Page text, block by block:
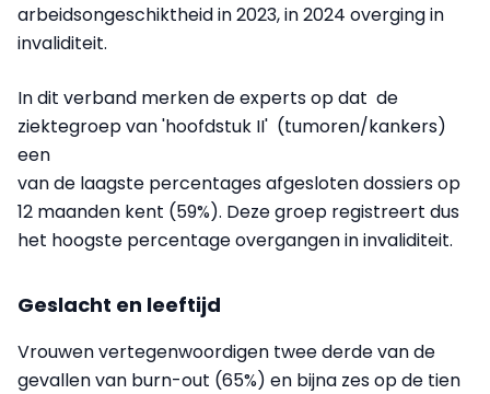
arbeidsongeschiktheid in 2023, in 2024 overging in
invaliditeit.
In dit verband merken de experts op dat de
ziektegroep van 'hoofdstuk II' (tumoren/kankers)
een
van de laagste percentages afgesloten dossiers op
12 maanden kent (59%). Deze groep registreert dus
het hoogste percentage overgangen in invaliditeit.
Geslacht en leeftijd
Vrouwen vertegenwoordigen twee derde van de
gevallen van burn-out (65%) en bijna zes op de tien